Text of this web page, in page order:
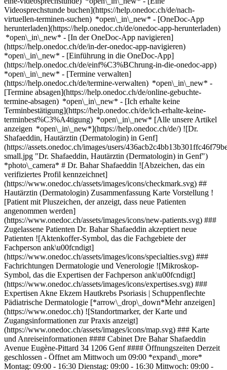
Videosprechstunde buchen](https://help.onedoc.ch/de/nach-
virtuellen-terminen-suchen) *open\_in\_new* - [OneDoc-App
herunterladen](https://help.onedoc.ch/de/onedoc-app-herunterladen)
*open\_in\_new* - [In der OneDoc-App navigieren]
(https://help.onedoc.ch/de/in-der-onedoc-app-navigieren)
*open\_in\_new* - [Einführung in die OneDoc-App]
(https://help.onedoc.ch/de/einf%C3%BChrung-in-die-onedoc-app)
*open\_in\_new* - [Termine verwalten]
(https://help.onedoc.ch/de/termine-verwalten) *open\_in\_new* -
[Termine absagen](https://help.onedoc.ch/de/online-gebuchte-
termine-absagen) *open\_in\_new* - [Ich erhalte keine
Terminbestätigung](https://help.onedoc.ch/de/ich-erhalte-keine-
terminbest%C3%A4tigung) *open\_in\_new* [Alle unsere Artikel
anzeigen *open\_in\_new*](https://help.onedoc.ch/de/) ![Dr.
Shafaeddin, Hautärztin (Dermatologin) in Genf]
(https://assets.onedoc.ch/images/users/
small.jpg "Dr. Shafaeddin, Hautärztin (Dermatologin) in Genf")
*photo\_camera* # Dr. Bahar Shafaeddin ![Abzeichen, das ein
verifiziertes Profil kennzeichnet]
(https://www.onedoc.ch/assets/images/icons/checkmark.svg) ##
Hautärztin (Dermatologin) Zusammenfassung Karte Vorstellung !
[Patient mit Pluszeichen, der anzeigt, dass neue Patienten
angenommen werden]
(https://www.onedoc.ch/assets/images/icons/new-patients.svg) ###
Zugelassene Patienten Dr. Bahar Shafaeddin akzeptiert neue
Patienten ![Aktenkoffer-Symbol, das die Fachgebiete der
Fachperson ank\u00fcndigt]
(https://www.onedoc.ch/assets/images/icons/specialties.svg) ###
Fachrichtungen Dermatologie und Venerologie ![Mikroskop-
Symbol, das die Expertisen der Fachperson ank\u00fcndigt]
(https://www.onedoc.ch/assets/images/icons/expertises.svg) ###
Expertisen Akne Ekzem Hautkrebs Psoriasis | Schuppenflechte
Pädiatrische Dermatologie [*arrow\_drop\_down*Mehr anzeigen]
(https://www.onedoc.ch) ![Standortmarker, der Karte und
Zugangsinformationen zur Praxis anzeigt]
(https://www.onedoc.ch/assets/images/icons/map.svg) ### Karte
und Anreiseinformationen #### Cabinet Dre Bahar Shafaeddin
Avenue Eugène-Pittard 34 1206 Genf #### Öffnungszeiten Derzeit
geschlossen - Öffnet am Mittwoch um 09:00 *expand\_more*
Montag: 09:00 - 16:30 Dienstag: 09:00 - 16:30 Mittwoch: 09:00 -